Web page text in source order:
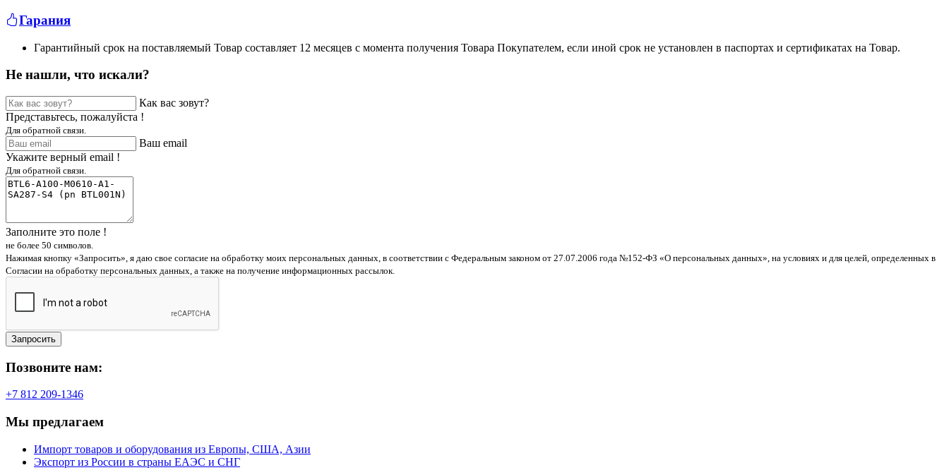
Гарания
Гарантийный срок на поставляемый Товар составляет 12 месяцев с момента получения Товара Покупателем, если иной срок не установлен в паспортах и сертификатах на Товар.
Не нашли, что искали?
Как вас зовут?
Представьтесь, пожалуйста !
Для обратной связи.
Ваш email
Укажите верный email !
Для обратной связи.
Заполните это поле !
не более 50 символов.
Нажимая кнопку «Запросить», я даю свое согласие на обработку моих персональных данных, в соответствии с Федеральным законом от 27.07.2006 года №152-ФЗ «О персональных данных», на условиях и для целей, определенных в
Согласии на обработку персональных данных, а также на получение информационных рассылок.
Запросить
Позвоните нам:
+7 812 209-1346
Мы предлагаем
Импорт товаров и оборудования из Европы, США, Азии
Экспорт из России в страны ЕАЭС и СНГ